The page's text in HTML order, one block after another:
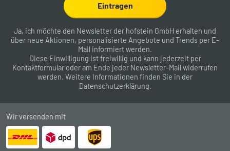
Eintragen
Ja, ich möchte den Newsletter der hofstein GmbH erhalten und
über neue Aktionen, personalisierte Angebote und Trends per E-
Mail informiert werden.
Diese Einwilligung ist freiwillig und kann jederzeit per
Kontaktformular oder am Ende jeder Newsletter-Mail widerrufen
werden. Weitere Informationen finden Sie in der
Datenschutzerklärung.
Wir versenden mit